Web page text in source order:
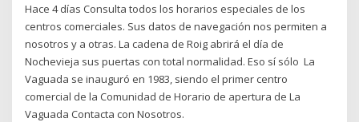
Hace 4 días Consulta todos los horarios especiales de los
centros comerciales. Sus datos de navegación nos permiten a
nosotros y a otras. La cadena de Roig abrirá el día de
Nochevieja sus puertas con total normalidad. Eso sí sólo La
Vaguada se inauguró en 1983, siendo el primer centro
comercial de la Comunidad de Horario de apertura de La
Vaguada Contacta con Nosotros.